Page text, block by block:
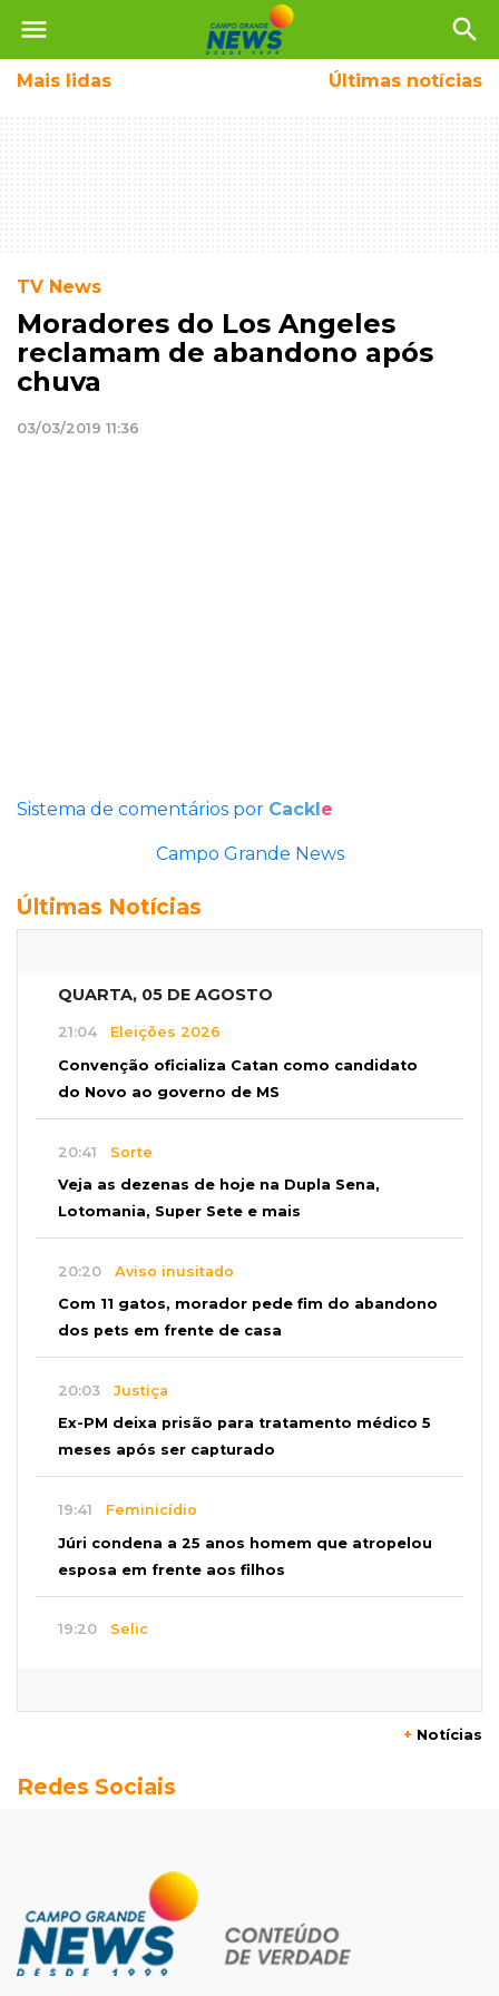
menu search
Mais lidas Últimas notícias
TV News
Moradores do Los Angeles
reclamam de abandono após
chuva
03/03/2019 11:36
Sistema de comentários por Cackle
Campo Grande News
Últimas Notícias
QUARTA, 05 DE AGOSTO
21:04 Eleições 2026
Convenção oficializa Catan como candidato
do Novo ao governo de MS
20:41 Sorte
Veja as dezenas de hoje na Dupla Sena,
Lotomania, Super Sete e mais
20:20 Aviso inusitado
Com 11 gatos, morador pede fim do abandono
dos pets em frente de casa
20:03 Justiça
Ex-PM deixa prisão para tratamento médico 5
meses após ser capturado
19:41 Feminicídio
Júri condena a 25 anos homem que atropelou
esposa em frente aos filhos
19:20 Selic
Dólar comercial fecha cotado a R$ 5,12 com
Ensino Médio melhora nas maiores cidades do
Estado, mas aprendizagem recua
+ Notícias
Redes Sociais